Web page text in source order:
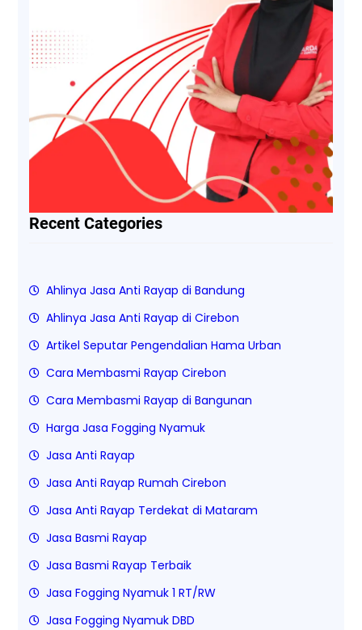
Recent Categories
Ahlinya Jasa Anti Rayap di Bandung
Ahlinya Jasa Anti Rayap di Cirebon
Artikel Seputar Pengendalian Hama Urban
Cara Membasmi Rayap Cirebon
Cara Membasmi Rayap di Bangunan
Harga Jasa Fogging Nyamuk
Jasa Anti Rayap
Jasa Anti Rayap Rumah Cirebon
Jasa Anti Rayap Terdekat di Mataram
Jasa Basmi Rayap
Jasa Basmi Rayap Terbaik
Jasa Fogging Nyamuk 1 RT/RW
Jasa Fogging Nyamuk DBD